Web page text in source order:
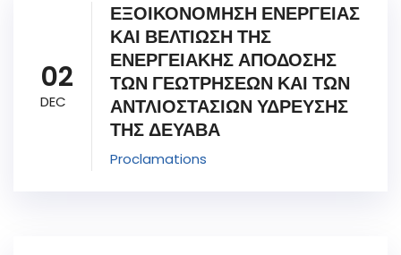
02
DEC
ΕΞΟΙΚΟΝΟΜΗΣΗ ΕΝΕΡΓΕΙΑΣ
ΚΑΙ ΒΕΛΤΙΩΣΗ ΤΗΣ
ΕΝΕΡΓΕΙΑΚΗΣ ΑΠΟΔΟΣΗΣ
ΤΩΝ ΓΕΩΤΡΗΣΕΩΝ ΚΑΙ ΤΩΝ
ΑΝΤΛΙΟΣΤΑΣΙΩΝ ΥΔΡΕΥΣΗΣ
ΤΗΣ ΔΕΥΑΒΑ
Proclamations